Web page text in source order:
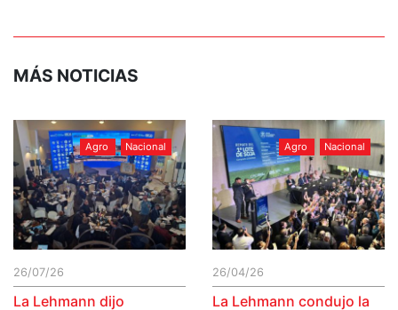
MÁS NOTICIAS
Agro Nacional
26/07/26
La Lehmann dijo
Agro Nacional
26/04/26
La Lehmann condujo la